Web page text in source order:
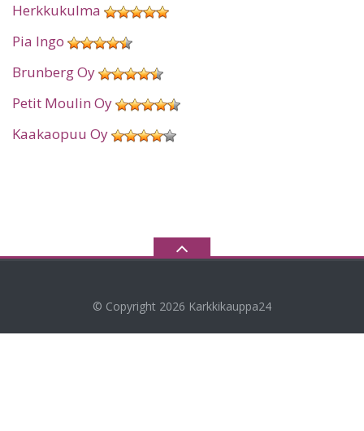
Herkkukulma
Pia Ingo
Brunberg Oy
Petit Moulin Oy
Kaakaopuu Oy
© Copyright 2026 Karkkikauppa24